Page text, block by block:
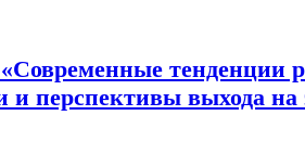
тенденции
перспективы выхода